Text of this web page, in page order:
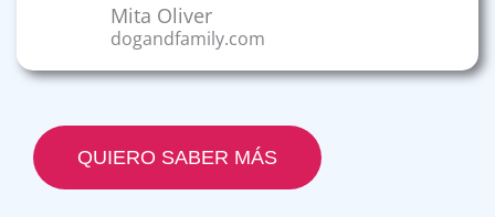
Mita Oliver
dogandfamily.com
QUIERO SABER MÁS